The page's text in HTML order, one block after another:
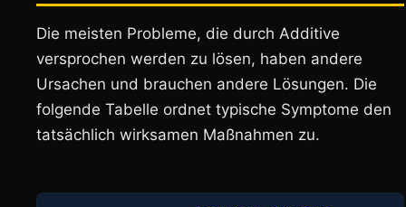
Die meisten Probleme, die durch Additive
versprochen werden zu lösen, haben andere
Ursachen und brauchen andere Lösungen. Die
folgende Tabelle ordnet typische Symptome den
tatsächlich wirksamen Maßnahmen zu.